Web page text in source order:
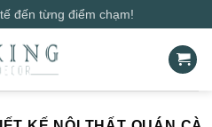
đến từng điểm chạm!